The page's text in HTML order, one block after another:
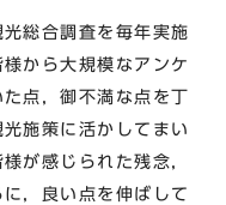
総合調査を毎年実施
から大規模なアンケ
点，御不満な点を丁
施策に活かしてまい
が感じられた残念，
，良い点を伸ばして